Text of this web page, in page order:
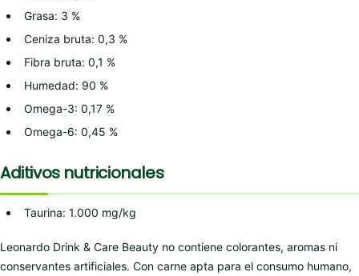
Grasa: 3 %
Ceniza bruta: 0,3 %
Fibra bruta: 0,1 %
Humedad: 90 %
Omega-3: 0,17 %
Omega-6: 0,45 %
Aditivos nutricionales
Taurina: 1.000 mg/kg
Leonardo Drink & Care Beauty no contiene colorantes, aromas ni
conservantes artificiales. Con carne apta para el consumo humano,